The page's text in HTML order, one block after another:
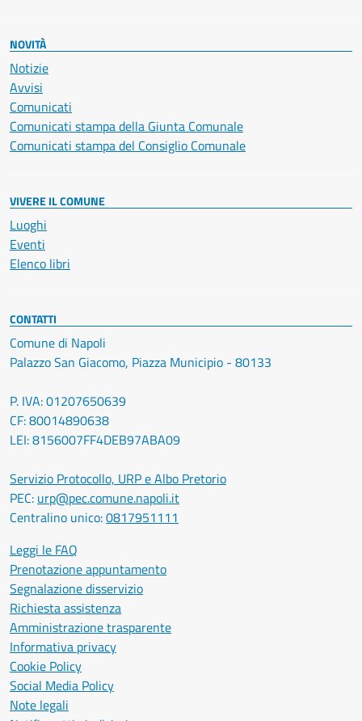
NOVITÀ
Notizie
Avvisi
Comunicati
Comunicati stampa della Giunta Comunale
Comunicati stampa del Consiglio Comunale
VIVERE IL COMUNE
Luoghi
Eventi
Elenco libri
CONTATTI
Comune di Napoli
Palazzo San Giacomo, Piazza Municipio - 80133
P. IVA: 01207650639
CF: 80014890638
LEI: 8156007FF4DEB97ABA09
Servizio Protocollo, URP e Albo Pretorio
PEC: urp@pec.comune.napoli.it
Centralino unico:0817951111
Leggi le FAQ
Prenotazione appuntamento
Segnalazione disservizio
Richiesta assistenza
Amministrazione trasparente
Informativa privacy
Cookie Policy
Social Media Policy
Note legali